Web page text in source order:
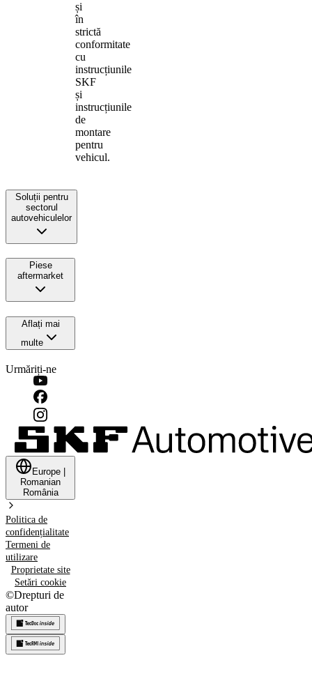
și
în
strictă
conformitate
cu
instrucțiunile
SKF
și
instrucțiunile
de
montare
pentru
vehicul.
Soluții pentru
sectorul
autovehiculelor
Piese
aftermarket
Aflați mai
multe
Urmăriți-ne
Europe
Romanian
România
Politica de
confidențialitate
Termeni de
utilizare
Proprietate site
Setări cookie
©Drepturi de
autor